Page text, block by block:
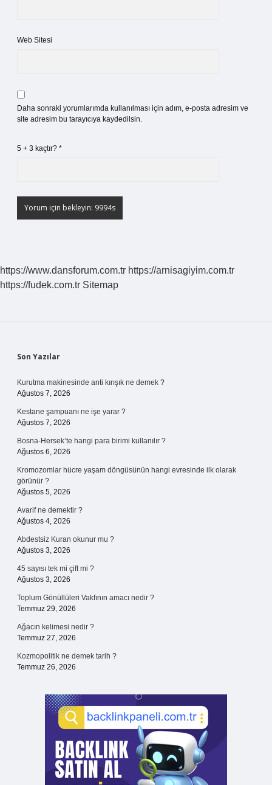
Web Sitesi
Daha sonraki yorumlarımda kullanılması için adım, e-posta adresim ve
site adresim bu tarayıcıya kaydedilsin.
5 + 3 kaçtır? *
https://www.dansforum.com.tr https://arnisagiyim.com.tr
https://fudek.com.tr Sitemap
Sidebar
Son Yazılar
Kurutma makinesinde anti kırışık ne demek ?
Ağustos 7, 2026
Kestane şampuanı ne işe yarar ?
Ağustos 7, 2026
Bosna-Hersek’te hangi para birimi kullanılır ?
Ağustos 6, 2026
Kromozomlar hücre yaşam döngüsünün hangi evresinde ilk olarak
görünür ?
Ağustos 5, 2026
Avarif ne demektir ?
Ağustos 4, 2026
Abdestsiz Kuran okunur mu ?
Ağustos 3, 2026
45 sayısı tek mi çift mi ?
Ağustos 3, 2026
Toplum Gönüllüleri Vakfının amacı nedir ?
Temmuz 29, 2026
Ağacın kelimesi nedir ?
Temmuz 27, 2026
Kozmopolitik ne demek tarih ?
Temmuz 26, 2026